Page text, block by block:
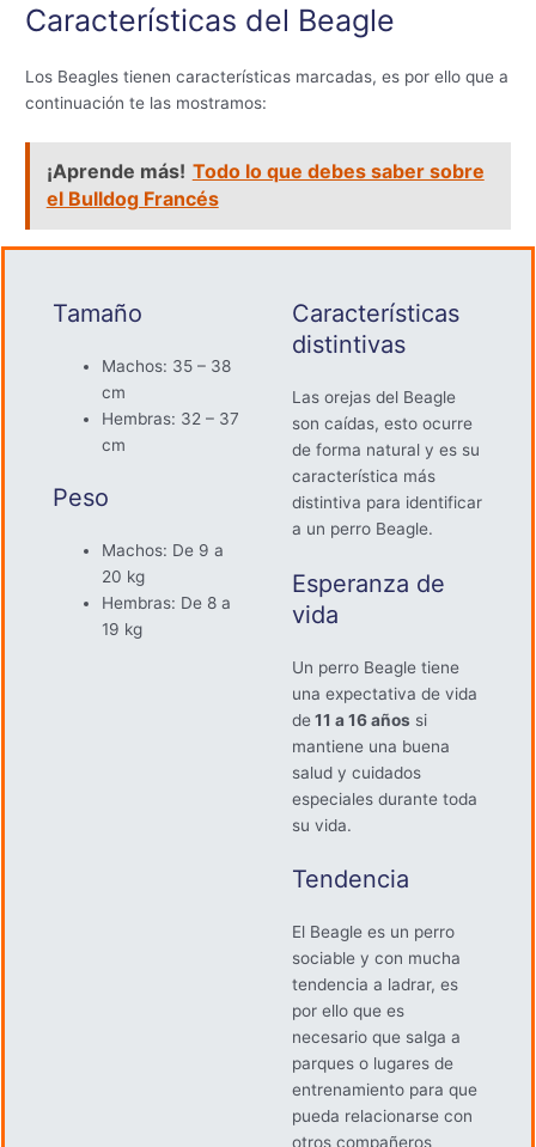
Características del Beagle
Los Beagles tienen características marcadas, es por ello que a
continuación te las mostramos:
¡Aprende más! Todo lo que debes saber sobre
el Bulldog Francés
Tamaño
Machos: 35 – 38
cm
Hembras: 32 – 37
cm
Peso
Machos: De 9 a
20 kg
Hembras: De 8 a
19 kg
Características
distintivas
Las orejas del Beagle
son caídas, esto ocurre
de forma natural y es su
característica más
distintiva para identificar
a un perro Beagle.
Esperanza de
vida
Un perro Beagle tiene
una expectativa de vida
de11 a 16 años si
mantiene una buena
salud y cuidados
especiales durante toda
su vida.
Tendencia
El Beagle es un perro
sociable y con mucha
tendencia a ladrar, es
por ello que es
necesario que salga a
parques o lugares de
entrenamiento para que
pueda relacionarse con
otros compañeros